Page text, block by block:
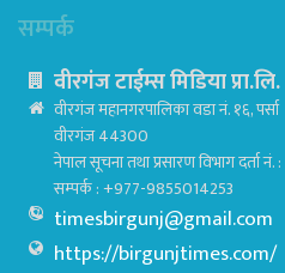
सम्पर्क
वीरगंज टाईम्स मिडिया प्रा.लि.
वीरगंज महानगरपालिका वडा नं. १६, पर्सा
वीरगंज 44300
नेपाल सूचना तथा प्रसारण विभाग दर्ता
सम्पर्क : +977-9855014253
timesbirgunj@gmail.com
https://birgunjtimes.com/